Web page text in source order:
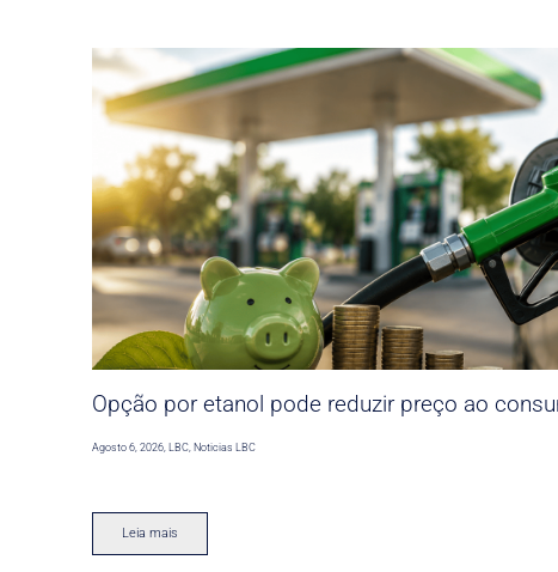
Opção por etanol pode reduzir preço ao
Agosto 6, 2026,LBC,Noticias LBC
Leia mais